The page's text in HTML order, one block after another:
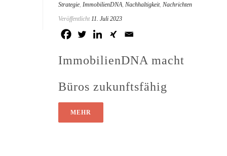
Strategie ImmobilienDNA Nachhaltigkeit, Nachrichten
Veröffentlicht 11. Juli 2023
ImmobilienDNA macht
Büros zukunftsfähig
MEHR